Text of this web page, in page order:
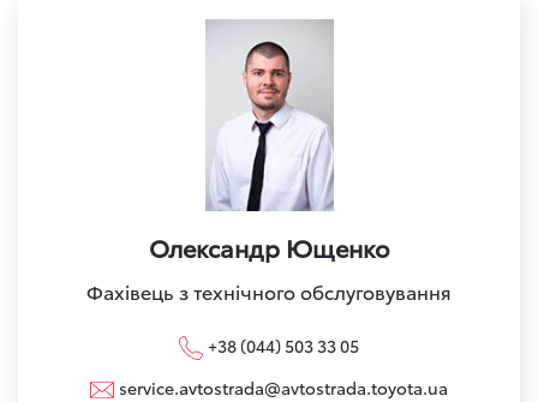
Олександр Ющенко
Фахівець з технічного обслуговування
+38 (044) 503 33 05
service.avtostrada@avtostrada.toyota.ua